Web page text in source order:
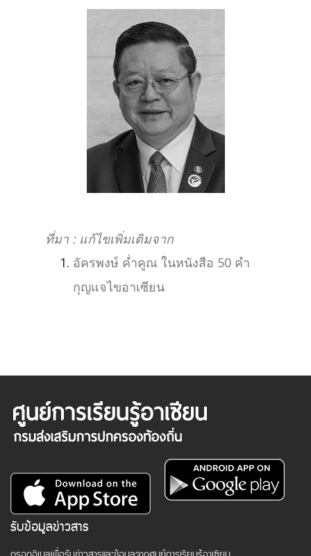
ที่มา : แก้ไขเพิ่มเติมจาก
อัครพงษ์ ค่ำคูณ ในหนังสือ 50 คำ
กุญแจไขอาเซียน
รับข้อมูลข่าวสาร